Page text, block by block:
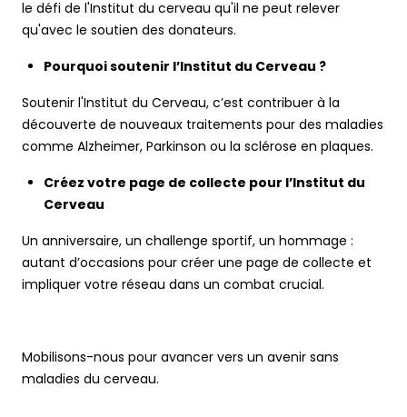
le défi de l'Institut du cerveau qu'il ne peut relever
qu'avec le soutien des donateurs.
Pourquoi soutenir l’Institut du Cerveau ?
Soutenir l'Institut du Cerveau, c’est contribuer à la
découverte de nouveaux traitements pour des maladies
comme Alzheimer, Parkinson ou la sclérose en plaques.
Créez votre page de collecte pour l’Institut du
Cerveau
Un anniversaire, un challenge sportif, un hommage :
autant d’occasions pour créer une page de collecte et
impliquer votre réseau dans un combat crucial.
Mobilisons-nous pour avancer vers un avenir sans
maladies du cerveau.